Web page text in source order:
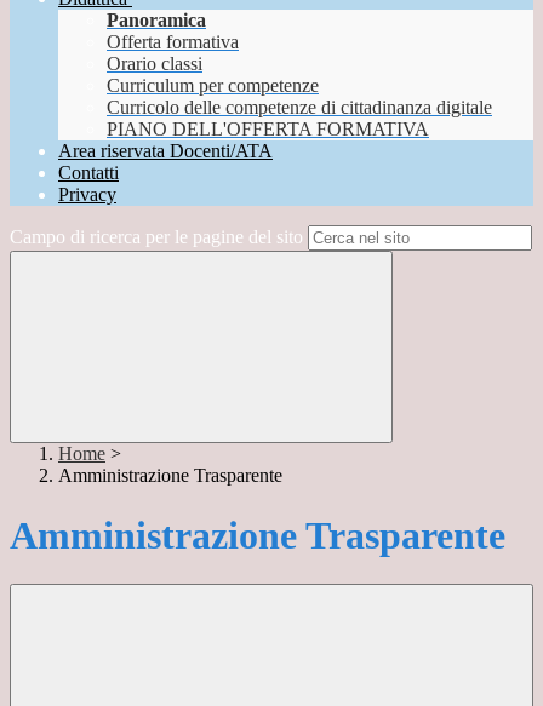
Panoramica
Offerta formativa
Orario classi
Curriculum per competenze
Curricolo delle competenze di cittadinanza digitale
PIANO DELL'OFFERTA FORMATIVA
Area riservata Docenti/ATA
Contatti
Privacy
Campo di ricerca per le pagine del sito
Home >
Amministrazione Trasparente
Amministrazione Trasparente